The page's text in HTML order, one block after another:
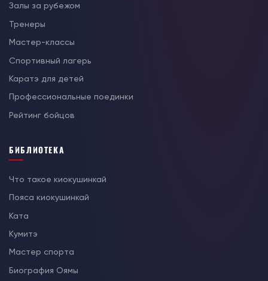
Залы за рубежом
Тренеры
Мастер-классы
Спортивный лагерь
Каратэ для детей
Профессиональные поединки
Рейтинг бойцов
БИБЛИОТЕКА
Что такое киокушинкай
Пояса киокушинкай
Ката
Кумитэ
Мастер спорта
Биография Оямы